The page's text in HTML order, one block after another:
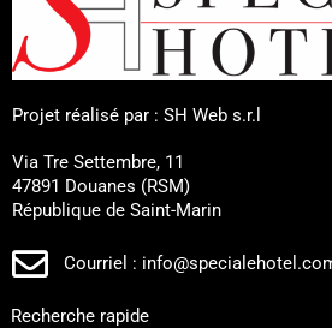
Projet réalisé par : SH Web s.r.l
Via Tre Settembre, 11
47891 Douanes (RSM)
République de Saint-Marin
Courriel :
Recherche rapide